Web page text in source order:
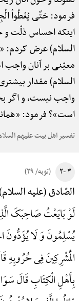
فرمود: حَتَّی یُعْطُواْ
اینکه احساس ذلّت و
السلام) عرض کردم:
معیّنی بر آنان واجب
السلام) مقدار
واجب نیست، و اگر
است»؟ فرمود:
تفسیر اهل بیت علیهم السلام
۳ -۲ (توبه/ ۲۹)
الصّادق (علیه
لَوْ بَایَعْتُ صَاحِبَکَ
یُسْلِمُونَ وَ لَا یُؤَدُّونَ
الْمُشْرِکِینَ فِی حُرُوبِهِ
بِأَهْلِ الْکِتَابِ قَالَ